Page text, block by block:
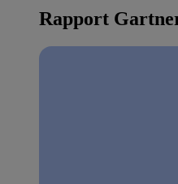
Rapport